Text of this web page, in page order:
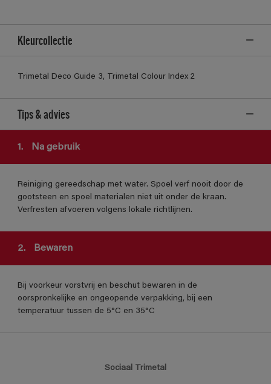
Kleurcollectie
Trimetal Deco Guide 3, Trimetal Colour Index 2
Tips & advies
1. Na gebruik
Reiniging gereedschap met water. Spoel verf nooit door de
gootsteen en spoel materialen niet uit onder de kraan.
Verfresten afvoeren volgens lokale richtlijnen.
2. Bewaren
Bij voorkeur vorstvrij en beschut bewaren in de
oorspronkelijke en ongeopende verpakking, bij een
temperatuur tussen de 5°C en 35°C
Sociaal Trimetal